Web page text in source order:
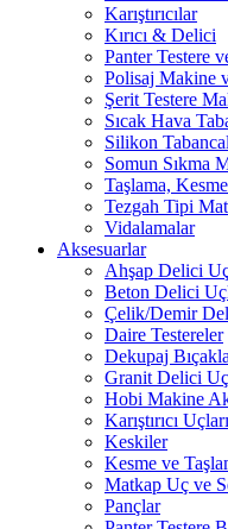
Karıştırıcılar
Kırıcı & Delici
Panter Testere
Polisaj Makine
Şerit Testere
Sıcak Hava
Silikon
Somun Sıkma
Taşlama,
Tezgah Tipi
Vidalamalar
Aksesuarlar
Ahşap Delici
Beton Delici
Çelik/Demir
Daire Testereler
Dekupaj
Granit Delici
Hobi Makine
Karıştırıcı Uçları
Keskiler
Kesme ve
Matkap Uç ve
Pançlar